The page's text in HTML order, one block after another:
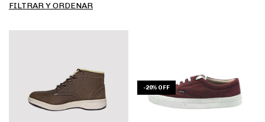
FILTRAR Y ORDENAR
-20% OFF